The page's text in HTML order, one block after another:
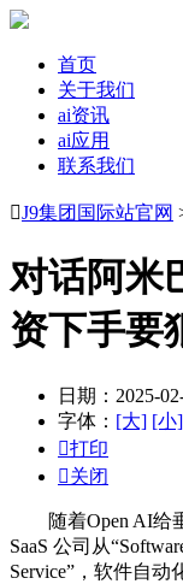
首页
关于我们
ai资讯
ai应用
联系我们
J9集团国际站官网
对话阿米
资下手要
日期：2025-
字体： [大] [小]
打印
关闭
随着Open AI给垂
SaaS 公司从
Service”，软件自